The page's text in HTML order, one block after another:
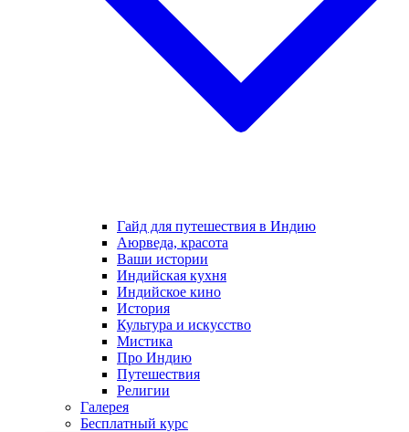
Гайд для путешествия в Индию
Аюрведа, красота
Ваши истории
Индийская кухня
Индийское кино
История
Культура и искусство
Мистика
Про Индию
Путешествия
Религии
Галерея
Бесплатный курс